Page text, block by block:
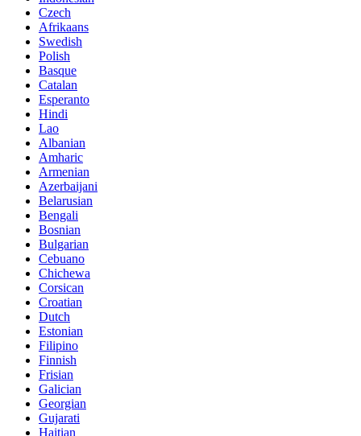
Czech
Afrikaans
Swedish
Polish
Basque
Catalan
Esperanto
Hindi
Lao
Albanian
Amharic
Armenian
Azerbaijani
Belarusian
Bengali
Bosnian
Bulgarian
Cebuano
Chichewa
Corsican
Croatian
Dutch
Estonian
Filipino
Finnish
Frisian
Galician
Georgian
Gujarati
Haitian